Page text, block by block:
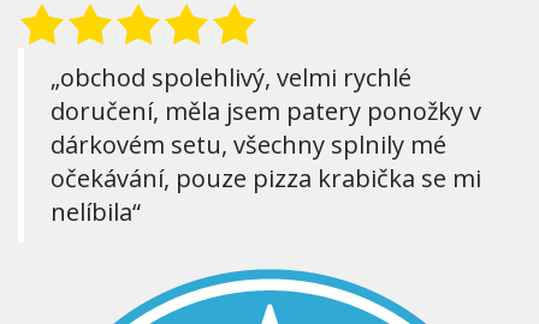
„obchod spolehlivý, velmi rychlé
doručení, měla jsem patery ponožky v
dárkovém setu, všechny splnily mé
očekávání, pouze pizza krabička se mi
nelíbila“